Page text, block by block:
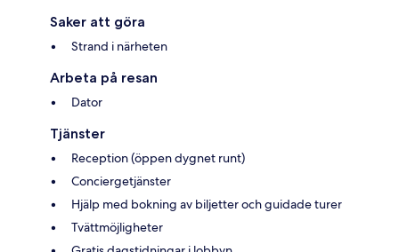
Saker att göra
Strand i närheten
Arbeta på resan
Dator
Tjänster
Reception (öppen dygnet runt)
Conciergetjänster
Hjälp med bokning av biljetter och guidade turer
Tvättmöjligheter